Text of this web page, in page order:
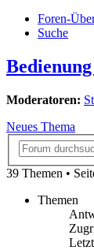
Foren-
Suche
Moderatoren:
Neues Thema
39 Themen •
Themen